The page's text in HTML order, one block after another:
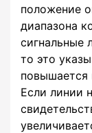
положение
диапазона
сигнальные
то это
повышается
Если линии